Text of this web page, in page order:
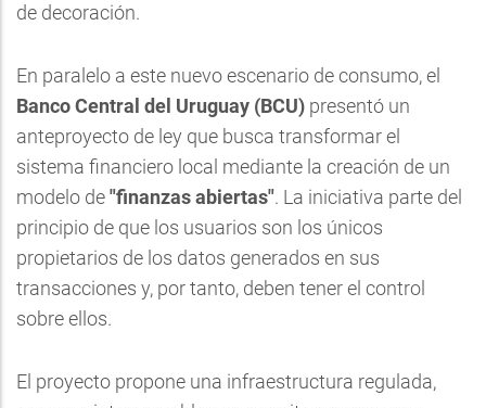
de decoración.
En paralelo a este nuevo escenario de consumo, el
Banco Central del Uruguay (BCU) presentó un
anteproyecto de ley que busca transformar el
sistema financiero local mediante la creación de un
modelo de"finanzas abiertas". La iniciativa parte del
principio de que los usuarios son los únicos
propietarios de los datos generados en sus
transacciones y, por tanto, deben tener el control
sobre ellos.
El proyecto propone una infraestructura regulada,